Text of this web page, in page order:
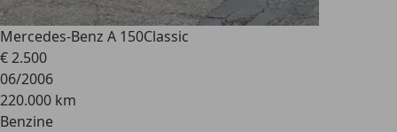
Mercedes-Benz A 150Classic
€ 2.500
06/2006
220.000 km
Benzine